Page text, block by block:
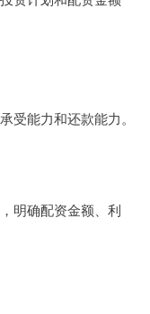
受能力和还款能力。
明确配资金额、利